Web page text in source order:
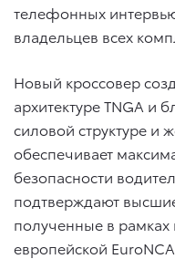
телефонных
владельцев всех
Новый кроссовер
архитектуре TNGA и
силовой структуре и
обеспечивает
безопасности
подтверждают
полученные в рамках
европейской